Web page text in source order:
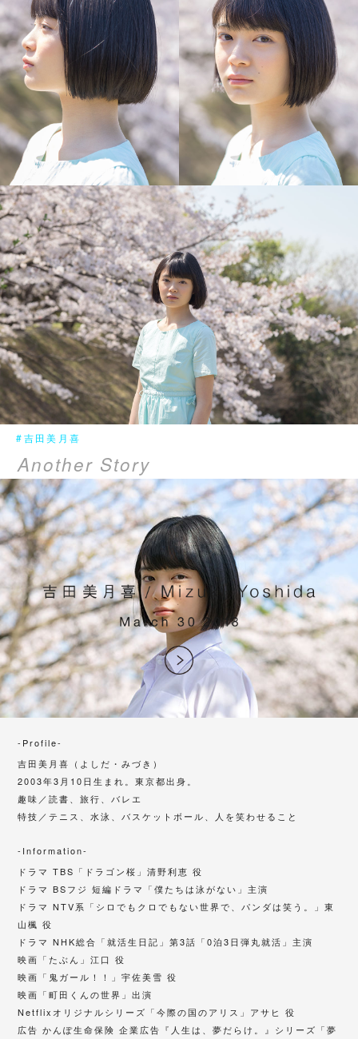
#吉田美月喜
Another Story
-Profile-
吉田美月喜（よしだ・みづき）
2003年3月10日生まれ。東京都出身。
趣味／読書、旅行、バレエ
特技／テニス、水泳、バスケットボール、人を笑わせること
-Information-
ドラマ TBS「ドラゴン桜」清野利恵 役
ドラマ BSフジ 短編ドラマ「僕たちは泳がない」主演
ドラマ NTV系「シロでもクロでもない世界で、パンダは笑う。」東
山楓 役
ドラマ NHK総合「就活生日記」第3話「0泊3日弾丸就活」主演
映画「たぶん」江口 役
映画「鬼ガール！！」宇佐美雪 役
映画「町田くんの世界」出演
Netflixオリジナルシリーズ「今際の国のアリス」アサヒ 役
広告 かんぽ生命保険 企業広告『人生は、夢だらけ。』シリーズ「夢